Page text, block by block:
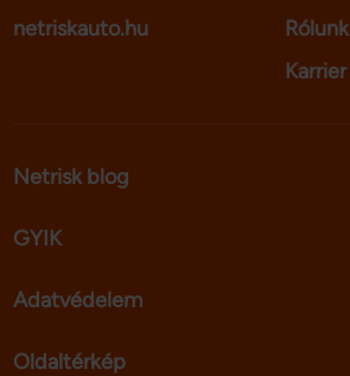
netriskauto.hu
Rólunk
Karrier
Netrisk blog
GYIK
Adatvédelem
Oldaltérkép